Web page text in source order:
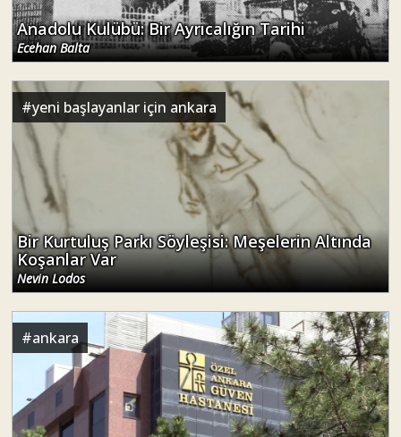
Anadolu Kulübü: Bir Ayrıcalığın Tarihi
Ecehan Balta
#yeni başlayanlar için ankara
Bir Kurtuluş Parkı Söyleşisi: Meşelerin Altında
Koşanlar Var
Nevin Lodos
#ankara